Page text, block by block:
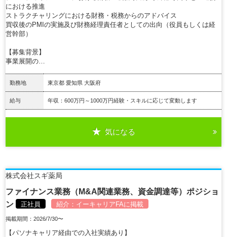
における推進
ストラクチャリングにおける財務・税務からのアドバイス
買収後のPMIの実施及び財務経理責任者としての出向（役員もしくは経
営幹部）
【募集背景】
事業展開の…
勤務地 東京都 愛知県 大阪府
給与 年収：600万円～1000万円経験・スキルに応じて変動します
気になる
株式会社スギ薬局
ファイナンス業務（M&A関連業務、資金調達等）ポジショ
ン
正社員 紹介： イーキャリアFAに掲載
掲載期間：2026/7/30〜
【パソナキャリア経由での入社実績あり】